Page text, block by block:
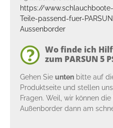
https://
Teile-passend-fuer-
Aussenborder
Wo finde ich
zum PARSUN 5
Gehen Sie unten bitte auf
Produktseite und stellen
Fragen. Weil, wir können
Außenborder dann am